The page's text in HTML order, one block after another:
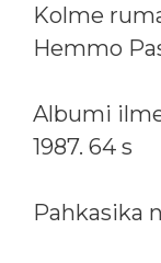
Kolme
Hemmo
Albumi
1987. 64 s
Pahkasika